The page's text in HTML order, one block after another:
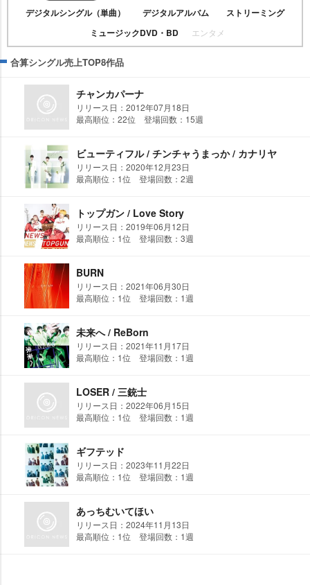
デジタルシングル（単曲）
デジタルアルバム
ストリーミング
ミュージックDVD・BD
エンタメ
合算シングル売上TOP8作品
チャンカパーナ
リリース日：2012年07月18日
最高順位：22位 登場回数：15週
ビューティフル / チンチャうまっか / カナリヤ
リリース日：2020年12月23日
最高順位：1位 登場回数：2週
トップガン / Love Story
リリース日：2019年06月12日
最高順位：1位 登場回数：3週
BURN
リリース日：2021年06月30日
最高順位：1位 登場回数：1週
未来へ / ReBorn
リリース日：2021年11月17日
最高順位：1位 登場回数：1週
LOSER / 三銃士
リリース日：2022年06月15日
最高順位：1位 登場回数：1週
ギフテッド
リリース日：2023年11月22日
最高順位：1位 登場回数：1週
あっちむいてほい
リリース日：2024年11月13日
最高順位：1位 登場回数：1週